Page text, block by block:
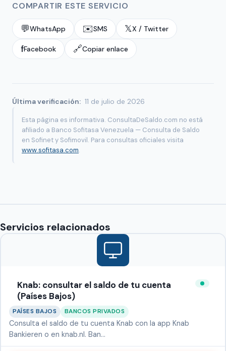
COMPARTIR ESTE SERVICIO
💬WhatsApp ✉️SMS 𝕏X / Twitter
fFacebook 🔗Copiar enlace
Última verificación: 11 de julio de 2026
Esta página es informativa. ConsultaDeSaldo.com no está
afiliado a Banco Sofitasa Venezuela — Consulta de Saldo
en Sofinet y Sofimovil. Para consultas oficiales visita
www.sofitasa.com.
Servicios relacionados
Knab: consultar el saldo de tu cuenta
(Países Bajos)
PAÍSES BAJOS BANCOS PRIVADOS
Consulta el saldo de tu cuenta Knab con la app Knab
Bankieren o en knab.nl. Ban…